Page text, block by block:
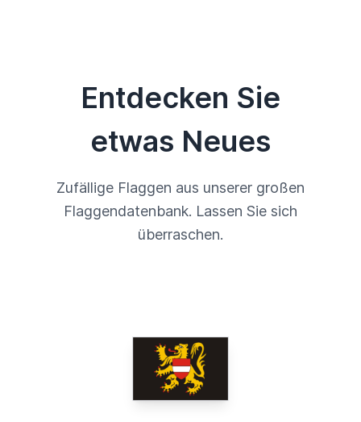
Entdecken Sie
etwas Neues
Zufällige Flaggen aus unserer großen
Flaggendatenbank. Lassen Sie sich
überraschen.